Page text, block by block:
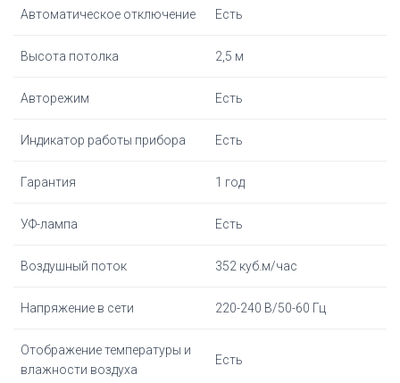
Автоматическое отключение Есть
Высота потолка 2,5 м
Авторежим Есть
Индикатор работы прибора Есть
Гарантия 1 год
УФ-лампа Есть
Воздушный поток 352 куб.м/час
Напряжение в сети 220-240 В/50-60 Гц
Отображение температуры и
влажности воздуха
Есть